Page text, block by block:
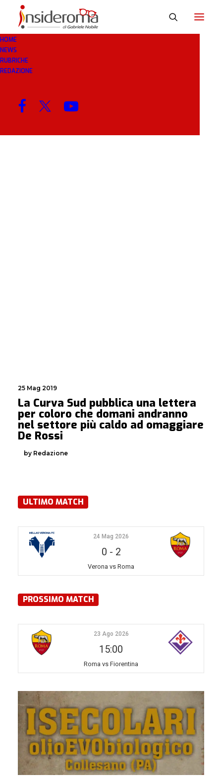
HOME
NEWS
RUBRICHE
REDAZIONE
COLORO
MENU
25 Mag 2019
La Curva Sud pubblica una lettera
per coloro che domani andranno
nel settore più caldo ad omaggiare
De Rossi
by Redazione
ULTIMO MATCH
24 Mag 2026
0 - 2
Verona vs Roma
PROSSIMO MATCH
23 Ago 2026
15:00
Roma vs Fiorentina